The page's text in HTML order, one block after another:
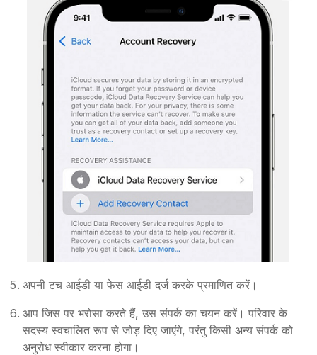
अपनी टच आईडी या फेस आईडी दर्ज करके प्रमाणित करें।
आप जिस पर भरोसा करते हैं, उस संपर्क का चयन करें। परिवार के
सदस्य स्वचालित रूप से जोड़ दिए जाएंगे, परंतु किसी अन्य संपर्क को
अनुरोध स्वीकार करना होगा।